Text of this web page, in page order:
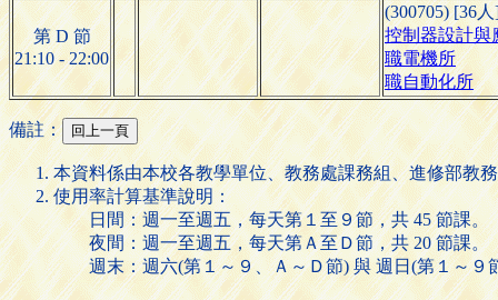
第 D 節
21:10 - 22:00
(300705) [36
控制器設計與
職電機所
職自動化所
備註：
本資料係由本校各教學單位、教務處課務組、進修部教
使用率計算基準說明：
日間：週一至週五，每天第１至９節，共 45 節課。
夜間：週一至週五，每天第Ａ至Ｄ節，共 20 節課。
週末：週六(第１～９、Ａ～Ｄ節) 與 週日(第１～９